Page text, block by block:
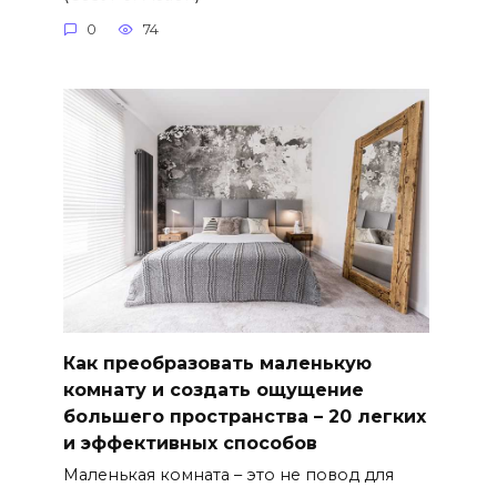
0 74
Как преобразовать маленькую
комнату и создать ощущение
большего пространства – 20 легких
и эффективных способов
Маленькая комната – это не повод для